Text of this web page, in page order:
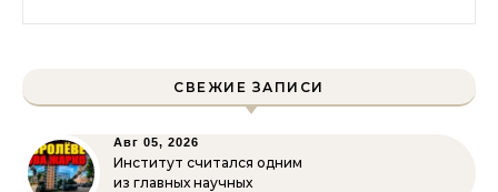
СВЕЖИЕ ЗАПИСИ
Авг 05, 2026
Институт считался одним
из главных научных